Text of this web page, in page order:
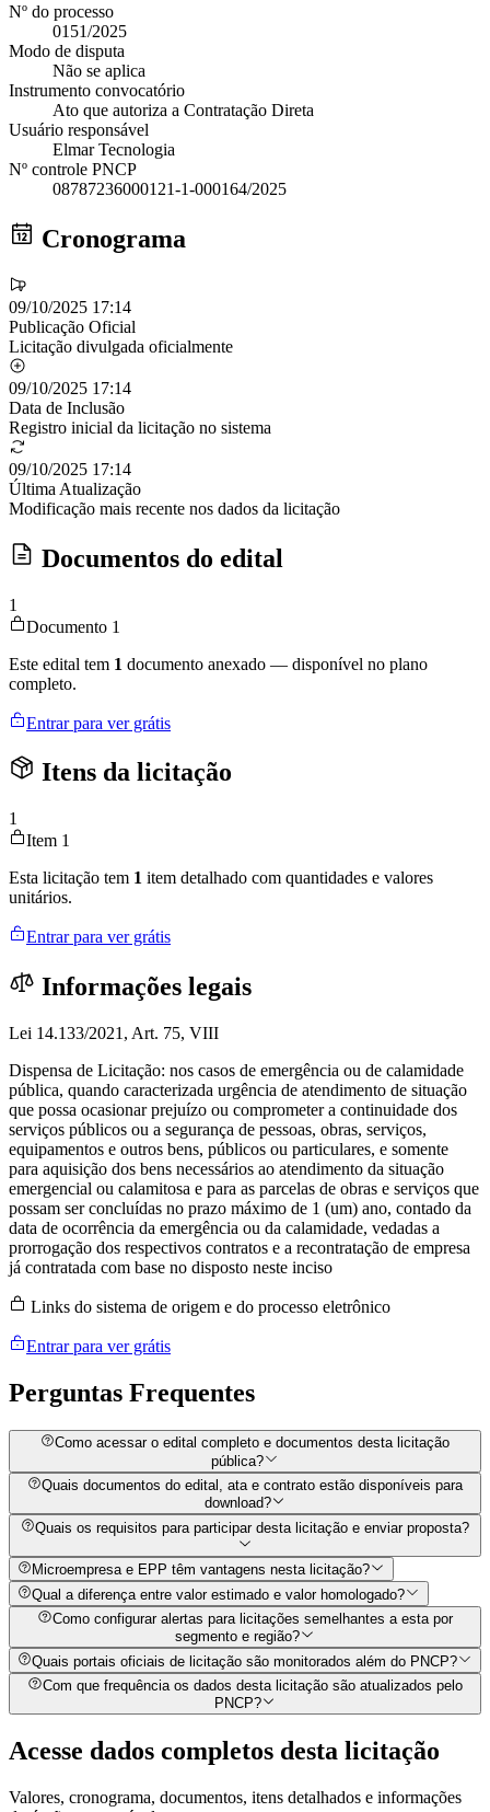
Nº do processo
0151/2025
Modo de disputa
Não se aplica
Instrumento convocatório
Ato que autoriza a Contratação Direta
Usuário responsável
Elmar Tecnologia
Nº controle PNCP
08787236000121-1-000164/2025
Cronograma
09/10/2025 17:14
Publicação Oficial
Licitação divulgada oficialmente
09/10/2025 17:14
Data de Inclusão
Registro inicial da licitação no sistema
09/10/2025 17:14
Última Atualização
Modificação mais recente nos dados da licitação
Documentos do edital
1
Documento 1
Este edital tem 1 documento anexado — disponível no plano
completo.
Entrar para ver grátis
Itens da licitação
1
Item 1
Esta licitação tem 1 item detalhado com quantidades e valores
unitários.
Entrar para ver grátis
Informações legais
Lei 14.133/2021, Art. 75, VIII
Dispensa de Licitação: nos casos de emergência ou de calamidade
pública, quando caracterizada urgência de atendimento de situação
que possa ocasionar prejuízo ou comprometer a continuidade dos
serviços públicos ou a segurança de pessoas, obras, serviços,
equipamentos e outros bens, públicos ou particulares, e somente
para aquisição dos bens necessários ao atendimento da situação
emergencial ou calamitosa e para as parcelas de obras e serviços que
possam ser concluídas no prazo máximo de 1 (um) ano, contado da
data de ocorrência da emergência ou da calamidade, vedadas a
prorrogação dos respectivos contratos e a recontratação de empresa
já contratada com base no disposto neste inciso
Links do sistema de origem e do processo eletrônico
Entrar para ver grátis
Perguntas Frequentes
Como acessar o edital completo e documentos desta licitação
pública?
Quais documentos do edital, ata e contrato estão disponíveis para
download?
Quais os requisitos para participar desta licitação e enviar proposta?
Microempresa e EPP têm vantagens nesta licitação?
Qual a diferença entre valor estimado e valor homologado?
Como configurar alertas para licitações semelhantes a esta por
segmento e região?
Quais portais oficiais de licitação são monitorados além do PNCP?
Com que frequência os dados desta licitação são atualizados pelo
PNCP?
Acesse dados completos desta licitação
Valores, cronograma, documentos, itens detalhados e informações